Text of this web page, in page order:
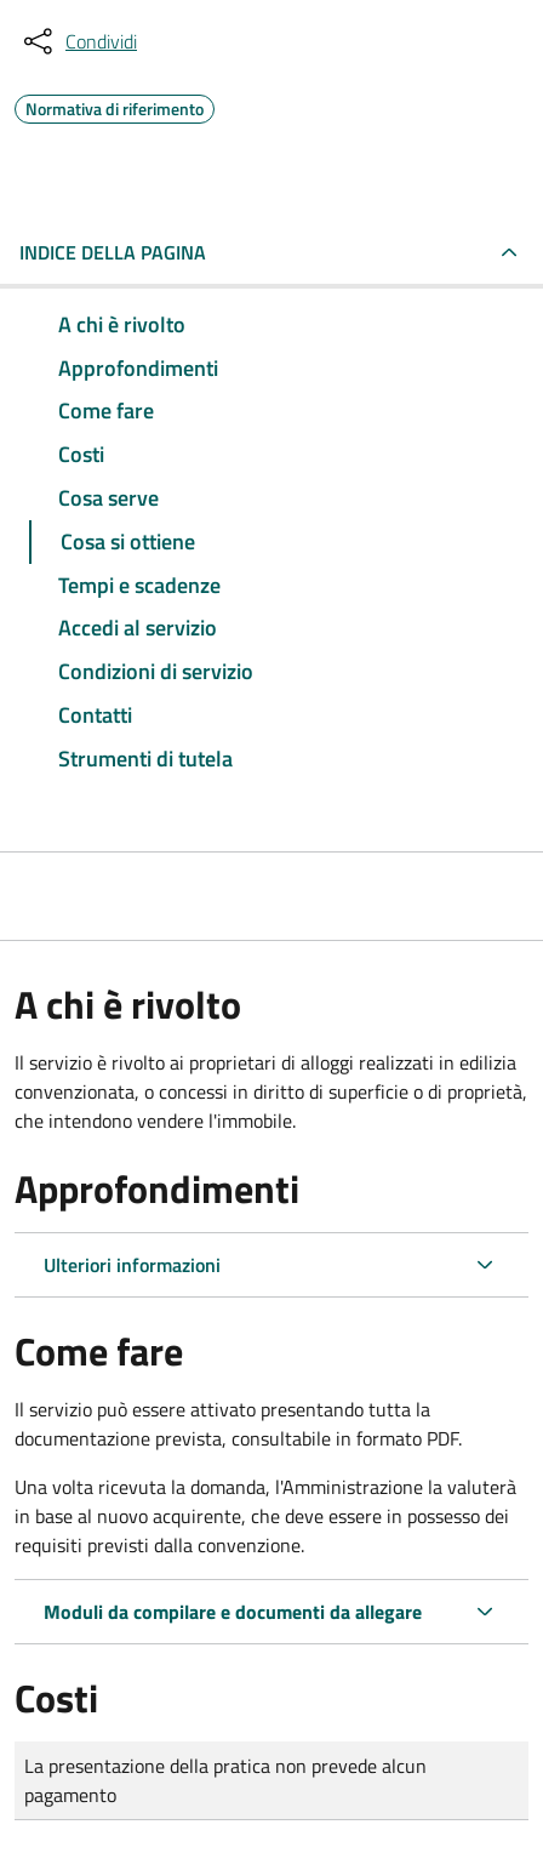
Condividi
Normativa di riferimento
INDICE DELLA PAGINA
A chi è rivolto
Approfondimenti
Come fare
Costi
Cosa serve
Cosa si ottiene
Tempi e scadenze
Accedi al servizio
Condizioni di servizio
Contatti
Strumenti di tutela
A chi è rivolto
Il servizio è rivolto ai proprietari di alloggi realizzati in edilizia
convenzionata, o concessi in diritto di superficie o di proprietà,
che intendono vendere l'immobile.
Approfondimenti
Ulteriori informazioni
Come fare
Il servizio può essere attivato presentando tutta la
documentazione prevista, consultabile in formato PDF.
Una volta ricevuta la domanda, l'Amministrazione la valuterà
in base al nuovo acquirente, che deve essere in possesso dei
requisiti previsti dalla convenzione.
Moduli da compilare e documenti da allegare
Costi
Tipo di pagamento
Importo
La presentazione della pratica non prevede alcun
pagamento